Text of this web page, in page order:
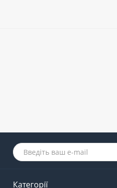
Категорії